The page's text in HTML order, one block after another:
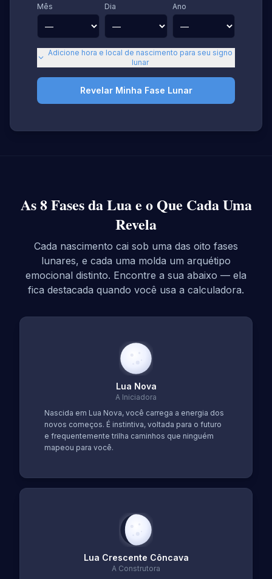
Mês Dia Ano
Adicione hora e local de nascimento para seu signo
lunar
Revelar Minha Fase Lunar
As 8 Fases da Lua e o Que Cada Uma
Revela
Cada nascimento cai sob uma das oito fases
lunares, e cada uma molda um arquétipo
emocional distinto. Encontre a sua abaixo — ela
fica destacada quando você usa a calculadora.
Lua Nova
A Iniciadora
Nascida em Lua Nova, você carrega a energia dos
novos começos. É instintiva, voltada para o futuro
e frequentemente trilha caminhos que ninguém
mapeou para você.
Lua Crescente Côncava
A Construtora